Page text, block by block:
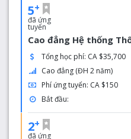
5+
đã ứng
tuyển
Cao đẳng Hệ thống
Tổng học phí: CA $35,700
Cao đẳng (ĐH 2 năm)
Phí ứng tuyển: CA $150
Bắt đầu:
2+
đã ứng